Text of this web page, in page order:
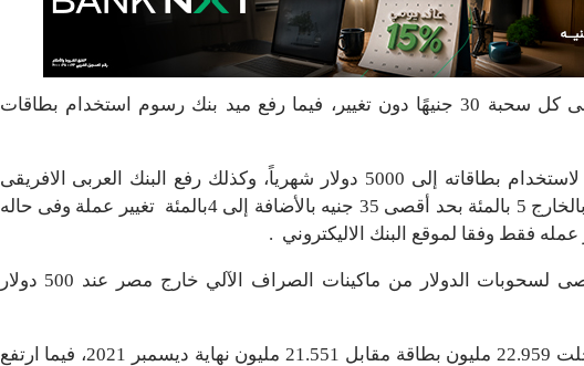
كما أبقى على قيمة الرسوم المقرَّرة على كل سحبة 30 جنيهًا دون تغيير، فيما رفع ميد بنك رسوم استخدام بطاقات
وخفّض بنك “HSBC” مصر الحد الأقصى لاستخدام بطاقاته إلى 5000 دولار شهرياً، وكذلك رفع البنك العربى الافريقى
الدولى عموله سحب الكاش من الماكينه بالخارج 5 بالمئة بحد أقصى 35 جنيه بالأضافة إلى 4بالمئة تغيير عملة وفى حاله
وحدد بنك أبوظبي الأول مصر الحد الأقصى لسحوبات الدولار من ماكينات الصراف الآلي خارج مصر عند 500 دولار
يشار إلى أن أن عدد بطاقات الخصم سجلت 22.959 مليون بطاقة مقابل 21.551 مليون نهاية ديسمبر 2021، فيما ارتفع